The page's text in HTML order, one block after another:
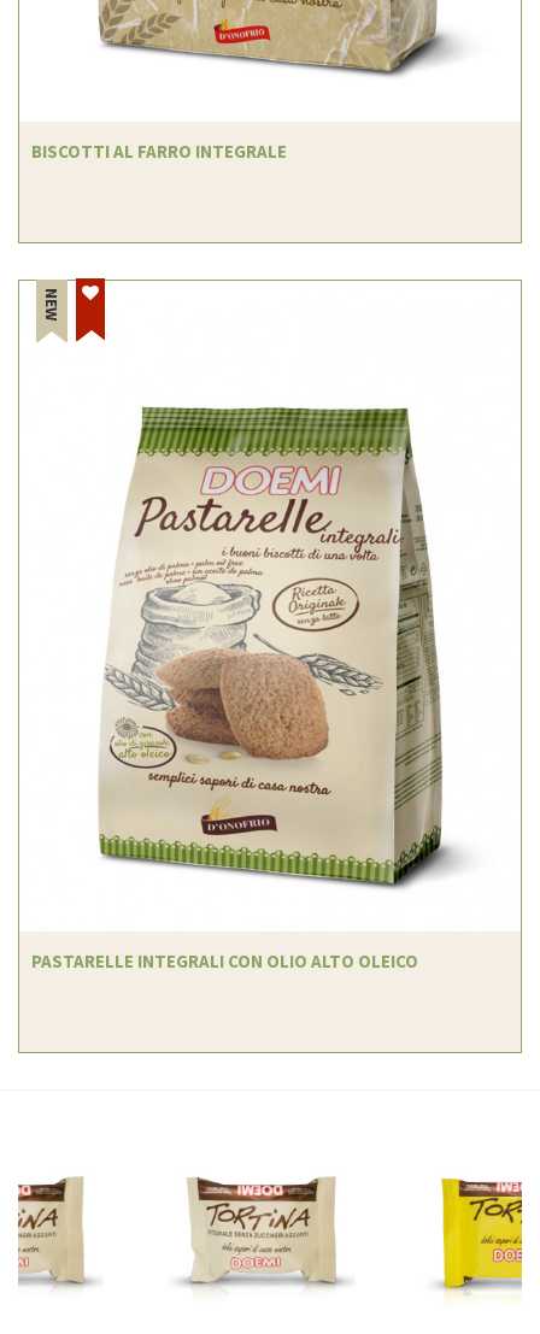
BISCOTTI AL FARRO INTEGRALE
NEW
PASTARELLE INTEGRALI CON OLIO ALTO OLEICO